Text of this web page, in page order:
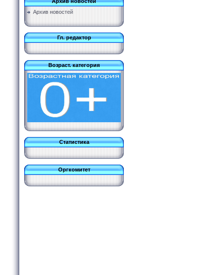
Архив новостей
Гл. редактор
Возраст. категория
Статистика
Оргкомитет